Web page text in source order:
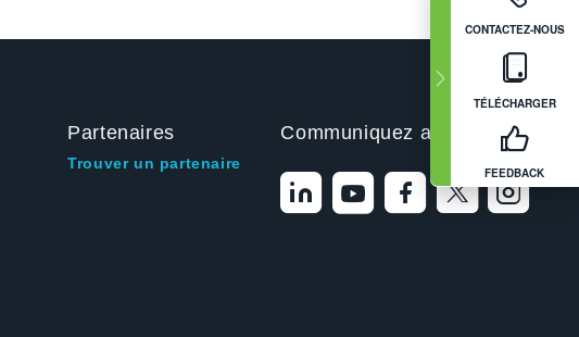
CONTACTEZ-NOUS
TÉLÉCHARGER
FEEDBACK
Partenaires
Trouver un partenaire
Communiquez avec nous